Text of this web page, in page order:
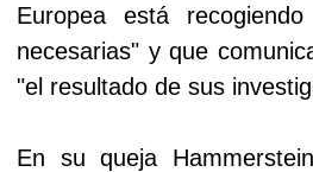
Europea está
necesarias" y que
"el resultado de sus
En su queja